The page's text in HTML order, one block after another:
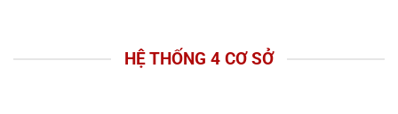
HỆ THỐNG 4 CƠ SỞ